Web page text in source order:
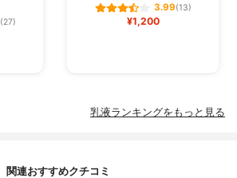
(27)
3.99(13)
¥1,200
乳液ランキングをもっと見る
関連おすすめクチコミ